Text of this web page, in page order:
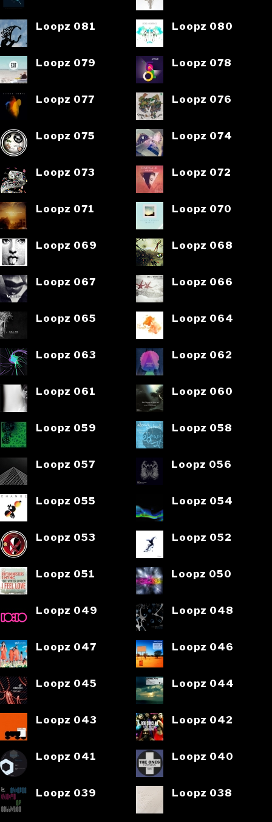
Loopz 081 Loopz 080
Loopz 079 Loopz 078
Loopz 077 Loopz 076
Loopz 075 Loopz 074
Loopz 073 Loopz 072
Loopz 071 Loopz 070
Loopz 069 Loopz 068
Loopz 067 Loopz 066
Loopz 065 Loopz 064
Loopz 063 Loopz 062
Loopz 061 Loopz 060
Loopz 059 Loopz 058
Loopz 057 Loopz 056
Loopz 055 Loopz 054
Loopz 053 Loopz 052
Loopz 051 Loopz 050
Loopz 049 Loopz 048
Loopz 047 Loopz 046
Loopz 045 Loopz 044
Loopz 043 Loopz 042
Loopz 041 Loopz 040
Loopz 039 Loopz 038